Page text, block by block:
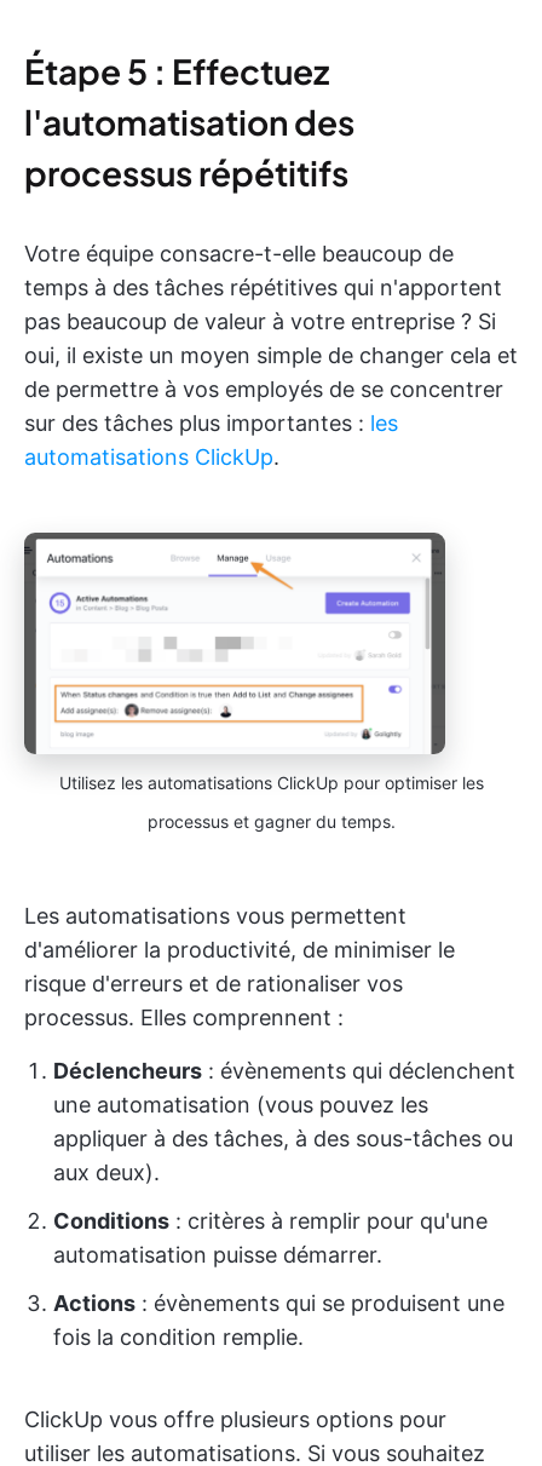
Étape 5 : Effectuez
l'automatisation des
processus répétitifs
Votre équipe consacre-t-elle beaucoup de
temps à des tâches répétitives qui n'apportent
pas beaucoup de valeur à votre entreprise ? Si
oui, il existe un moyen simple de changer cela et
de permettre à vos employés de se concentrer
sur des tâches plus importantes : les
automatisations ClickUp.
Utilisez les automatisations ClickUp pour optimiser les
processus et gagner du temps.
Les automatisations vous permettent
d'améliorer la productivité, de minimiser le
risque d'erreurs et de rationaliser vos
processus. Elles comprennent :
Déclencheurs : évènements qui déclenchent
une automatisation (vous pouvez les
appliquer à des tâches, à des sous-tâches ou
aux deux).
Conditions : critères à remplir pour qu'une
automatisation puisse démarrer.
Actions : évènements qui se produisent une
fois la condition remplie.
ClickUp vous offre plusieurs options pour
utiliser les automatisations. Si vous souhaitez